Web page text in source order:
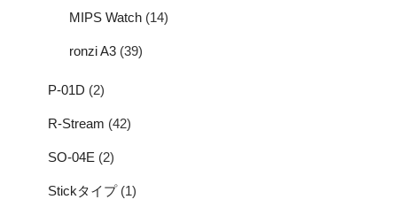
MIPS Watch (14)
ronzi A3 (39)
P-01D (2)
R-Stream (42)
SO-04E (2)
Stickタイプ(1)